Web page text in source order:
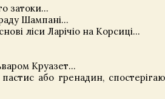
затоки...
Шампані...
ліси Ларічіо на Корсиці...
Круазет…
або гренадин,